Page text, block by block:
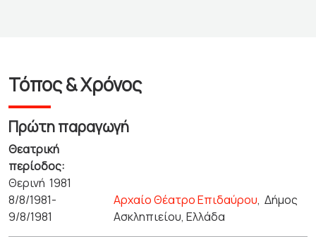
Τόπος & Χρόνος
Πρώτη παραγωγή
Θεατρική
περίοδος:
Θερινή 1981
8/8/1981-
9/8/1981
Αρχαίο Θέατρο Επιδαύρου,Δήμος
Ασκληπιείου, Ελλάδα